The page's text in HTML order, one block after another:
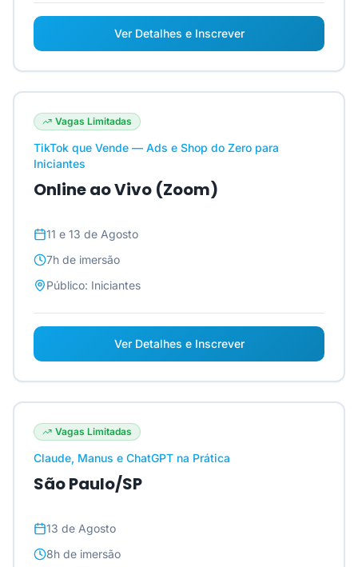
Ver Detalhes e Inscrever
Vagas Limitadas
TikTok que Vende — Ads e Shop do Zero para
Iniciantes
Online ao Vivo (Zoom)
11 e 13 de Agosto
7h de imersão
Público: Iniciantes
Ver Detalhes e Inscrever
Vagas Limitadas
Claude, Manus e ChatGPT na Prática
São Paulo/SP
13 de Agosto
8h de imersão